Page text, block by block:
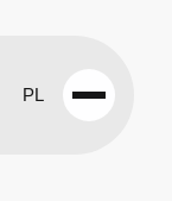
PL
Open